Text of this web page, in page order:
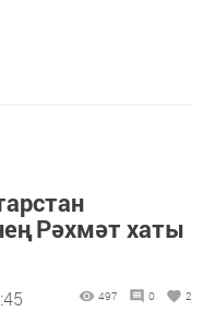
Рәхмәт хаты
497 0 2